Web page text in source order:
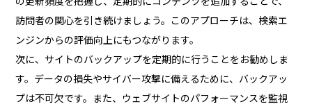
訪問者の関心を引き続けましょう。このアプローチは、検索エ
ンジンからの評価向上にもつながります。
次に、サイトのバックアップを定期的に行うことをお勧めしま
す。データの損失やサイバー攻撃に備えるために、バックアッ
プは不可欠です。また、ウェブサイトのパフォーマンスを監視